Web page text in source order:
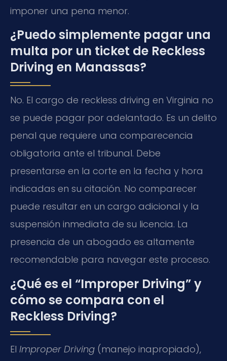
imponer una pena menor.
¿Puedo simplemente pagar una
multa por un ticket de Reckless
Driving en Manassas?
No. El cargo de reckless driving en Virginia no
se puede pagar por adelantado. Es un delito
penal que requiere una comparecencia
obligatoria ante el tribunal. Debe
presentarse en la corte en la fecha y hora
indicadas en su citación. No comparecer
puede resultar en un cargo adicional y la
suspensión inmediata de su licencia. La
presencia de un abogado es altamente
recomendable para navegar este proceso.
¿Qué es el “Improper Driving” y
cómo se compara con el
Reckless Driving?
El Improper Driving (manejo inapropiado),